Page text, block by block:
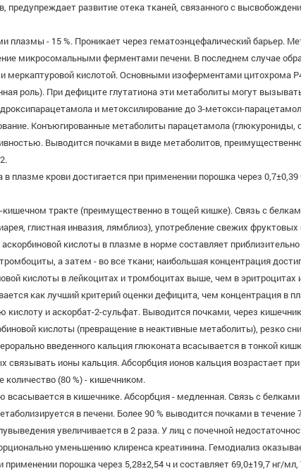
предупреждает развитие отека тканей, связанного с
плазмы - 15 %. Проникает через гематоэнцефалический барьер.
микросомальными ферментами печени. В последнем случае
меркаптуровой кислотой. Основными изоферментами цитохрома
роль). При дефиците глутатиона эти метаболиты могут
и метоксилирование до 3-метокси-
Конъюгированные метаболиты парацетамола
Выводится почками в виде метаболитов,
плазме крови достигается при применении порошка через
тракте (преимущественно в тощей кишке). Связь с
глистная инвазия, лямблиоз), употребление свежих
кислоты в плазме в норме составляет
а затем - во все ткани; наибольшая концентрация
кислоты в лейкоцитах и тромбоцитах выше, чем в
как лучший критерий оценки дефицита, чем концентрация в
и аскорбат-2-сульфат. Выводится почками, через
кислоты (превращение в неактивные метаболиты), резко
введенного кальция глюконата всасывается в тонкой
связывать ионы кальция. Абсорбция ионов кальция возрастает
количество (80 %) - кишечником.
всасывается в кишечнике. Абсорбция - медленная. Связь с
в печени. Более 90 % выводится почками в
увеличивается в 2 раза. У лиц с почечной
уменьшению клиренса креатинина. Гемодиализ
порошка через 5,28±2,54 ч и составляет 69,0±19,7 нг/мл,